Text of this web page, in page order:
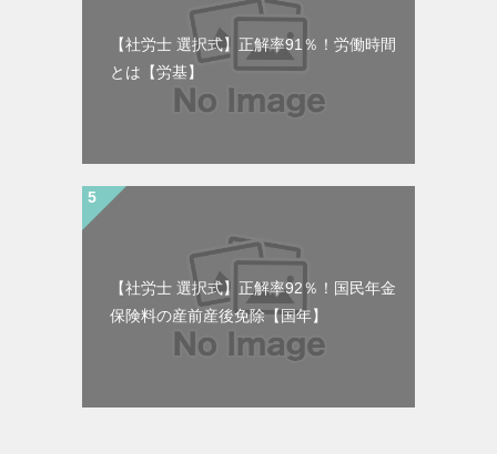
【社労士 選択式】正解率91％！労働時間
とは【労基】
【社労士 選択式】正解率92％！国民年金
保険料の産前産後免除【国年】